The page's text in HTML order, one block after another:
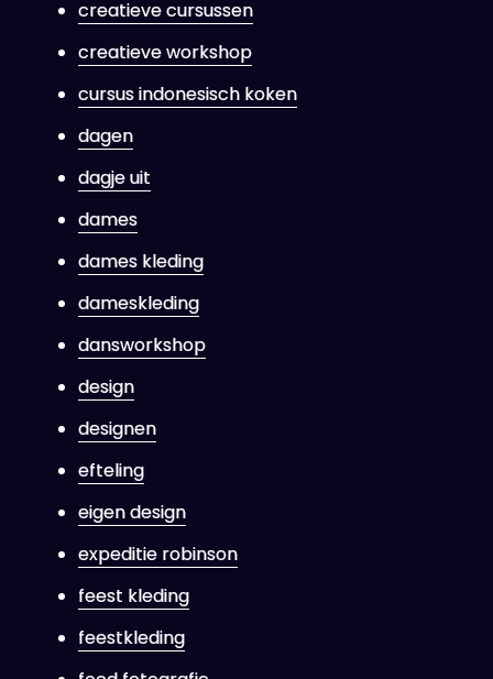
creatieve cursussen
creatieve workshop
cursus indonesisch koken
dagen
dagje uit
dames
dames kleding
dameskleding
dansworkshop
design
designen
efteling
eigen design
expeditie robinson
feest kleding
feestkleding